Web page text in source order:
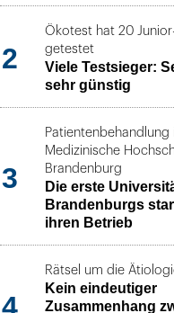
2
Ökotest hat 20
getestet
Viele Testsieger:
sehr günstig
3
Patientenbehandlung
Medizinische
Brandenburg
Die erste
Brandenburgs
ihren Betrieb
4
Rätsel um die
Kein eindeutiger
Zusammenhang